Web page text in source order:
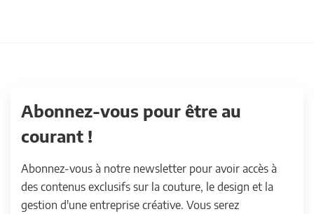
Abonnez-vous pour être au
courant !
Abonnez-vous à notre newsletter pour avoir accès à
des contenus exclusifs sur la couture, le design et la
gestion d'une entreprise créative. Vous serez